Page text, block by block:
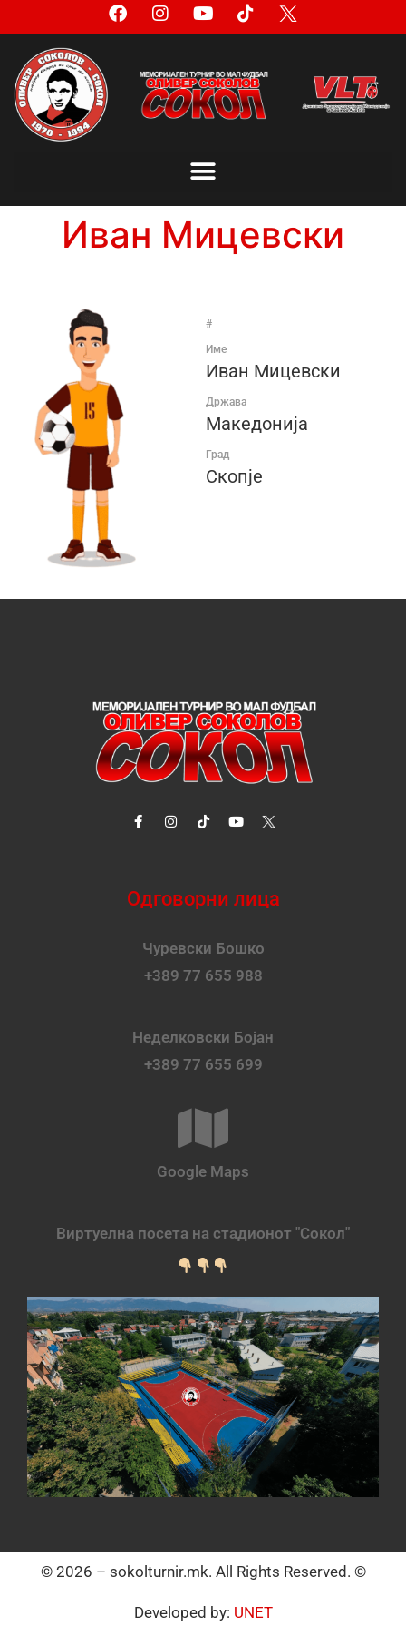
Иван Мицевски
#
Име
Иван Мицевски
Држава
Македонија
Град
Скопје
Одговорни лица
Чуревски Бошко
+389 77 655 988
Неделковски Бојан
+389 77 655 699
Google Maps
Виртуелна посета на стадионот "Сокол"
© 2026 – sokolturnir.mk. All Rights Reserved. ©
Developed by: UNET